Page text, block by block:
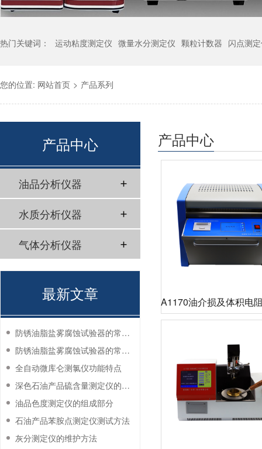
热门关键词： 运动粘度测定仪 微量水分测定仪 颗粒计数器 闪点测
您的位置: 网站首页 > 产品系列
产品中心
A1170油介损及体积电
产品中心
油品分析仪器
水质分析仪器
气体分析仪器
最新文章
防锈油脂盐雾腐蚀试验器的常见故障与解决方法
防锈油脂盐雾腐蚀试验器的常见故障与解决方法
全自动微库仑测氯仪功能特点
深色石油产品硫含量测定仪的工作环境要求
油品色度测定仪的组成部分
石油产品苯胺点测定仪测试方法
灰分测定仪的维护方法